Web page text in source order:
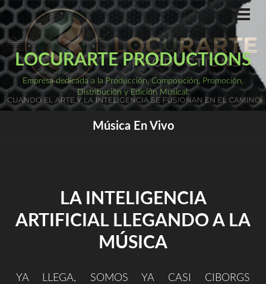
Saltar
al
contenido
LOCURARTE PRODUCTIONS
Empresa dedicada a la Producción, Composición, Promoción,
Distribución y Edición Musical.
Música En Vivo
LA INTELIGENCIA
ARTIFICIAL LLEGANDO A LA
MÚSICA
YA LLEGA, SOMOS YA CASI CIBORGS